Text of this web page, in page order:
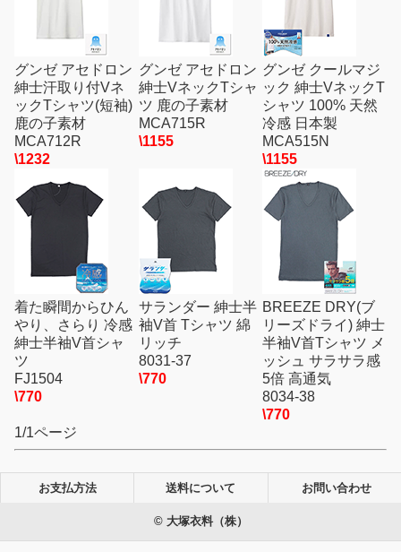
グンゼ アセドロン
紳士汗取り付Vネ
ックTシャツ(短袖)
鹿の子素材
MCA712R
\1232
グンゼ アセドロン
紳士VネックTシャ
ツ 鹿の子素材
MCA715R
\1155
グンゼ クールマジ
ック 紳士VネックT
シャツ 100% 天然
冷感 日本製
MCA515N
\1155
着た瞬間からひん
やり、さらり 冷感
紳士半袖V首シャ
ツ
FJ1504
\770
サランダー 紳士半
袖V首 Tシャツ 綿
リッチ
8031-37
\770
BREEZE DRY(ブ
リーズドライ) 紳士
半袖V首Tシャツ メ
ッシュ サラサラ感
5倍 高通気
8034-38
\770
1/1ページ
お支払方法 送料について お問い合わせ
© 大塚衣料（株）